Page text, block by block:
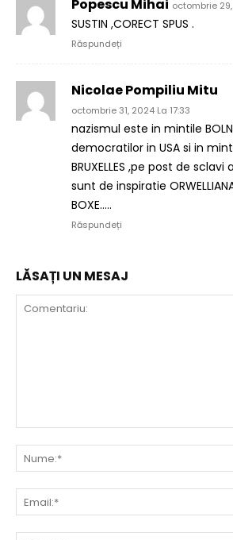
Popescu Mihai octombrie
SUSTIN ,CORECT SPUS .
Răspundeți
Nicolae Pompiliu Mitu
octombrie 31, 2024 La 17:33
nazismul este in mintile
democratilor in USA si in
BRUXELLES ,pe post de
sunt de inspiratie
BOXE…..
Răspundeți
LĂSAȚI UN MESAJ